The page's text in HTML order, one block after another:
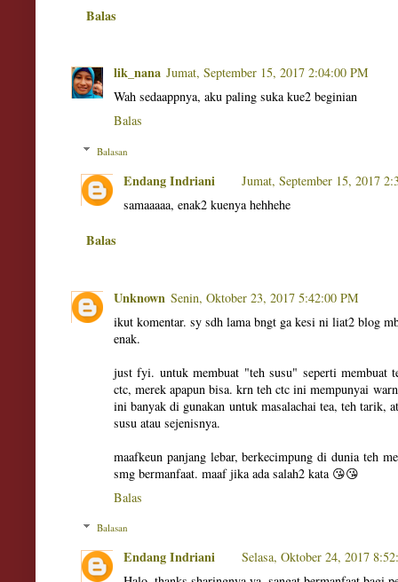
Balas
lik_nana Jumat, September 15, 2017 2:04:00 PM
Wah sedaappnya, aku paling suka kue2 beginian
Balas
Balasan
Endang Indriani
Jumat, September 15, 2017
samaaaaa, enak2 kuenya hehhehe
Balas
Unknown Senin, Oktober 23, 2017 5:42:00 PM
ikut komentar. sy sdh lama bngt ga kesi ni liat2 blog
enak.
just fyi. untuk membuat "teh susu" seperti membuat
ctc, merek apapun bisa. krn teh ctc ini mempunyai
ini banyak di gunakan untuk masalachai tea, teh tarik,
susu atau sejenisnya.
maafkeun panjang lebar, berkecimpung di dunia teh
smg bermanfaat. maaf jika ada salah2 kata 😘😘
Balas
Balasan
Endang Indriani
Selasa, Oktober 24, 2017